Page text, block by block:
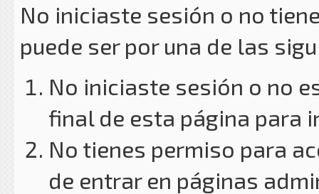
No iniciaste sesión o no
puede ser por una de las
No iniciaste sesión o no
final de esta página para
No tienes permiso para
de entrar en páginas